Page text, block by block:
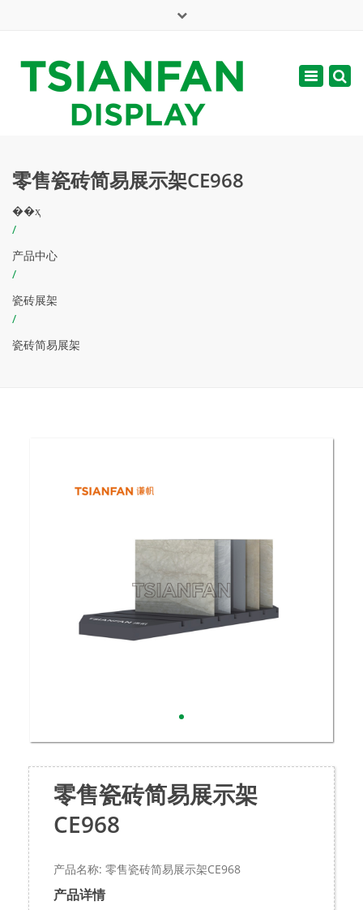
周一 - 周六: 7:00 - 17:00
Toggle
零售瓷砖简易展示架CE968
��ҳ
/
产品中心
/
瓷砖展架
/
瓷砖简易展架
零售瓷砖简易展示架
CE968
产品名称: 零售瓷砖简易展示架CE968
产品详情